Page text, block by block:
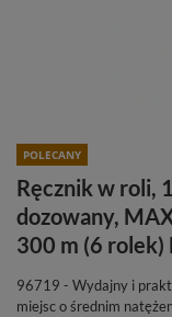
POLECANY
Ręcznik w roli,
dozowany,
300 m (6
96719 - Wydajny i
miejsc o średnim